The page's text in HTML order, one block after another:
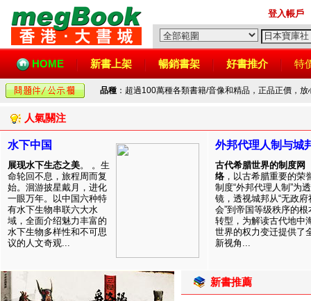
登入帳戶
HOME 新書上架 暢銷書架 好書推介 特
品種 ：超過100萬種各類書籍/音像和精品，正品正價，
人氣關注
水下中国
展现水下生态之美。 。生
命轮回不息，旅程周而复
始。洄游披星戴月，进化
一眼万年。以中国六种特
有水下生物串联六大水
域，全面介绍魅力丰富的
水下生物多样性和不可思
议的人文奇观...
外邦代理人制与城
古代希腊世界的制度网
络 ，以古希腊重要的荣
制度“外邦代理人制”为透
镜，透视城邦从“无政府
会”到帝国等级秩序的根
转型，为解读古代地中
世界的权力变迁提供了
新视角...
新書推薦